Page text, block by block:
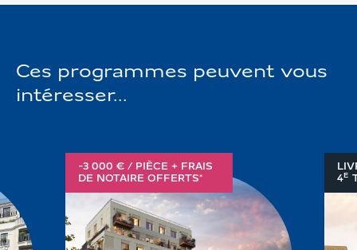
Ces programmes peuvent vous
intéresser...
-3 000 € / PIÈCE + FRAIS
DE NOTAIRE OFFERTS*
4E